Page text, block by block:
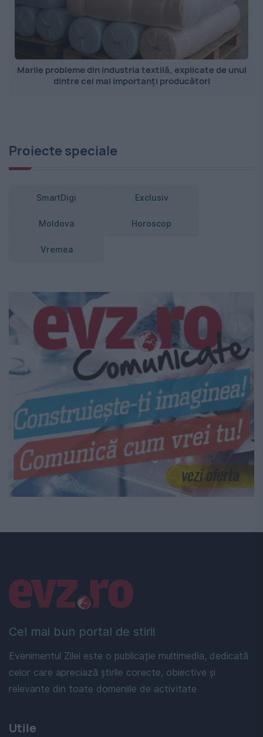
Marile probleme din industria textilă, explicate de unul
dintre cei mai importanți producători
Proiecte speciale
SmartDigi Exclusiv
Moldova Horoscop
Vremea
Cel mai bun portal de stiri!
Evenimentul Zilei este o publicație multimedia, dedicată
celor care apreciază știrile corecte, obiective și
relevante din toate domeniile de activitate
Linkuri utile
Utile